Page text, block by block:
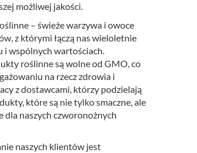
możliwej jakości.
– świeże warzywa i owoce
z którymi łączą nas wieloletnie
i wspólnych wartościach.
roślinne są wolne od GMO, co
na rzecz zdrowia i
z dostawcami, którzy podzielają
które są nie tylko smaczne, ale
dla naszych czworonożnych
naszych klientów jest